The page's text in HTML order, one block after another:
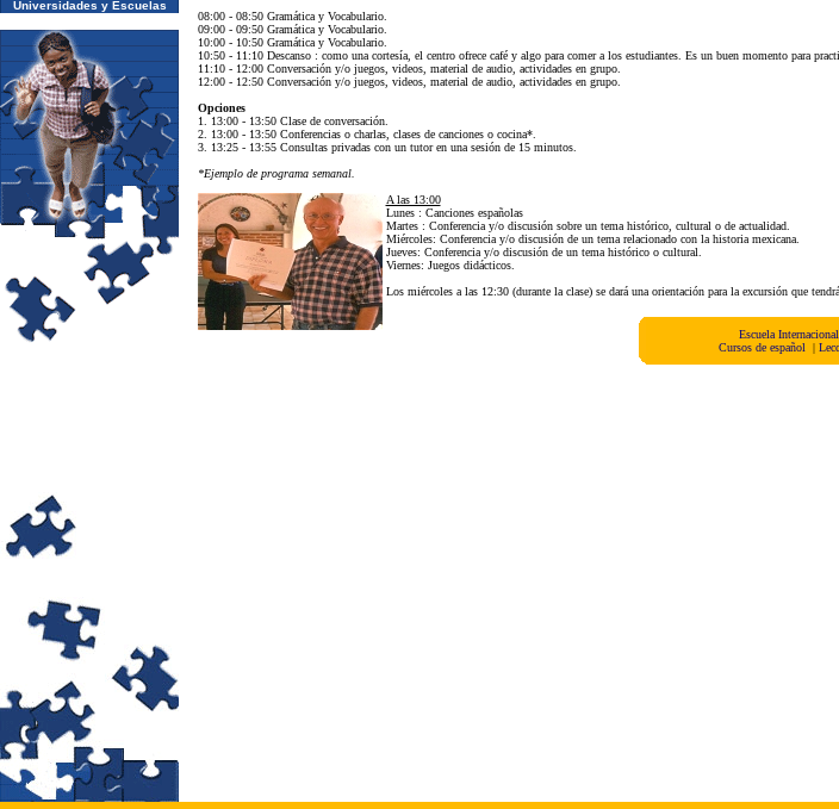
Universidades y Escuelas
08:00 - 08:50 Gramática y Vocabulario.
09:00 - 09:50 Gramática y Vocabulario.
10:00 - 10:50 Gramática y Vocabulario.
10:50 - 11:10 Descanso : como una cortesía, el centro ofrece café y algo para comer a los estudiantes. Es un buen momento para
11:10 - 12:00 Conversación y/o juegos, videos, material de audio, actividades en grupo.
12:00 - 12:50 Conversación y/o juegos, videos, material de audio, actividades en grupo.
Opciones
1. 13:00 - 13:50 Clase de conversación.
2. 13:00 - 13:50 Conferencias o charlas, clases de canciones o cocina*.
3. 13:25 - 13:55 Consultas privadas con un tutor en una sesión de 15 minutos.
*Ejemplo de programa semanal.
A las 13:00
Lunes : Canciones españolas
Martes : Conferencia y/o discusión sobre un tema histórico, cultural o de actualidad.
Miércoles: Conferencia y/o discusión de un tema relacionado con la historia mexicana.
Jueves: Conferencia y/o discusión de un tema histórico o cultural.
Viernes: Juegos didácticos.
Los miércoles a las 12:30 (durante la clase) se dará una orientación para la excursión que
Escuela
Cursos de español
|